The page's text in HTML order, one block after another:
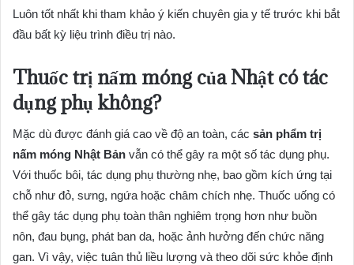
Luôn tốt nhất khi tham khảo ý kiến chuyên gia y tế trước khi bắt
đầu bất kỳ liệu trình điều trị nào.
Thuốc trị nấm móng của Nhật có tác
dụng phụ không?
Mặc dù được đánh giá cao về độ an toàn, các sản phẩm trị
nấm móng Nhật Bản vẫn có thể gây ra một số tác dụng phụ.
Với thuốc bôi, tác dụng phụ thường nhẹ, bao gồm kích ứng tại
chỗ như đỏ, sưng, ngứa hoặc châm chích nhẹ. Thuốc uống có
thể gây tác dụng phụ toàn thân nghiêm trọng hơn như buồn
nôn, đau bụng, phát ban da, hoặc ảnh hưởng đến chức năng
gan. Vì vậy, việc tuân thủ liều lượng và theo dõi sức khỏe định